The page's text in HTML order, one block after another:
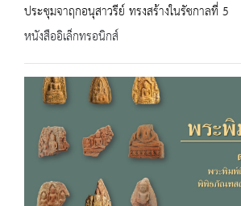
ประชุมจาฤกอนุสาวรีย์ ทรงสร้างในรัชกาลที่ 5
หนังสืออิเล็กทรอนิกส์